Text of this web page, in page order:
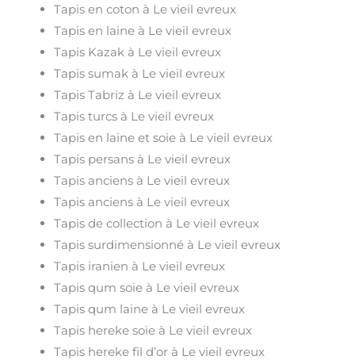
Tapis en coton à Le vieil evreux
Tapis en laine à Le vieil evreux
Tapis Kazak à Le vieil evreux
Tapis sumak à Le vieil evreux
Tapis Tabriz à Le vieil evreux
Tapis turcs à Le vieil evreux
Tapis en laine et soie à Le vieil evreux
Tapis persans à Le vieil evreux
Tapis anciens à Le vieil evreux
Tapis anciens à Le vieil evreux
Tapis de collection à Le vieil evreux
Tapis surdimensionné à Le vieil evreux
Tapis iranien à Le vieil evreux
Tapis qum soie à Le vieil evreux
Tapis qum laine à Le vieil evreux
Tapis hereke soie à Le vieil evreux
Tapis hereke fil d’or à Le vieil evreux